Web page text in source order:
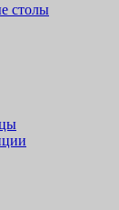
столы